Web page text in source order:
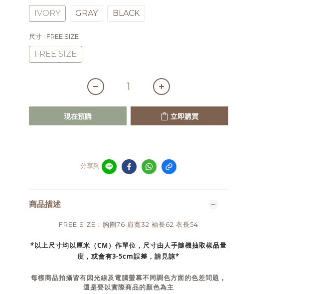
IVORY GRAY BLACK
尺寸 : FREE SIZE
FREE SIZE
現在預購 立即購買
分享到
商品描述
FREE SIZE：胸圍76 肩寬32 袖長62 衣長54
*以上尺寸均以厘米（CM）作單位，尺寸由人手隨機抽取樣品量
度，或會有3-5cm誤差，請見諒*
每樣商品拍攝皆有因光線及電腦螢幕不同調色方面的色差問題，
還是要以實際商品的顏色為主